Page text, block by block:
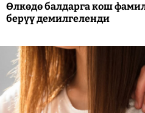
Өлкөдө балдарга кош
берүү демилгеленди